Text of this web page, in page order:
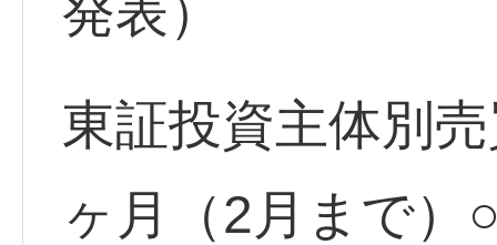
発表）
東証投資主体別
ヶ月（2月まで）